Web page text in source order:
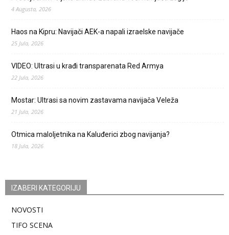
4 Augusta, 2026
Haos na Kipru: Navijači AEK-a napali izraelske navijače
25 Jula, 2026
VIDEO: Ultrasi u krađi transparenata Red Armya
22 Jula, 2026
Mostar: Ultrasi sa novim zastavama navijača Veleža
21 Jula, 2026
Otmica maloljetnika na Kaluđerici zbog navijanja?
18 Jula, 2026
IZABERI KATEGORIJU
NOVOSTI
TIFO SCENA